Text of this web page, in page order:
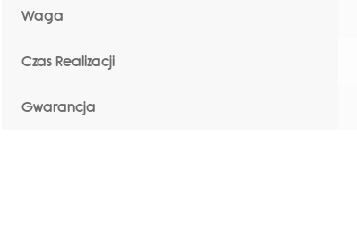
Waga
Czas Realizacji
Gwarancja